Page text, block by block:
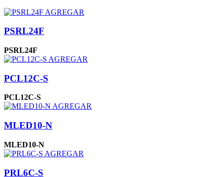
AGREGAR
PSRL24F
PSRL24F
AGREGAR
PCL12C-S
PCL12C-S
AGREGAR
MLED10-N
MLED10-N
AGREGAR
PRL6C-S